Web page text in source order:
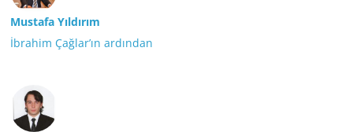
Mustafa Yıldırım
İbrahim Çağlar’ın ardından